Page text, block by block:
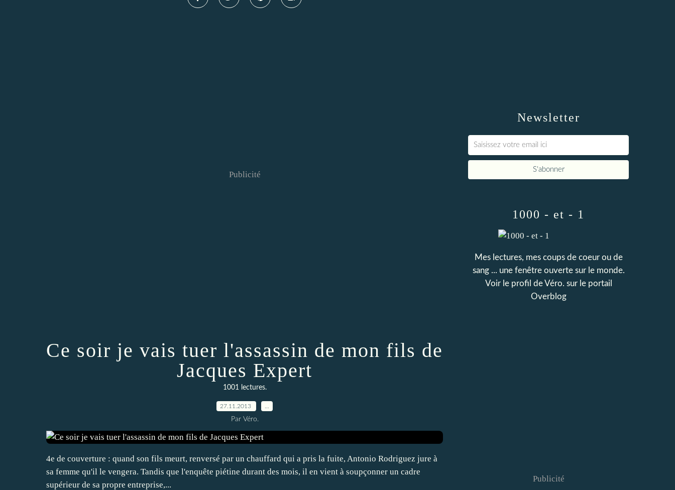
Publicité
Ce soir je vais tuer l'assassin de mon fils de
Jacques Expert
1001 lectures.
27.11.2013
Par Véro.
4e de couverture : quand son fils meurt, renversé par un chauffard qui a pris la fuite, Antonio Rodriguez jure à
sa femme qu'il le vengera. Tandis que l'enquête piétine durant des mois, il en vient à soupçonner un cadre
supérieur de sa propre entreprise,...
Newsletter
1000 - et - 1
Mes lectures, mes coups de coeur ou de
sang ... une fenêtre ouverte sur le monde.
Voir le profil deVéro. sur le portail
Overblog
Publicité